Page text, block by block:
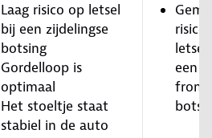
Laag risico op letsel
bij een zijdelingse
botsing
Gordelloop is
optimaal
Het stoeltje staat
stabiel in de auto
risico
letsel
een